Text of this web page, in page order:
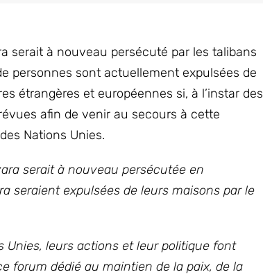
serait à nouveau persécuté par les talibans
personnes sont actuellement expulsées de
étrangères et européennes si, à l’instar des
afin de venir au secours à cette
Nations Unies.
serait à nouveau persécutée en
seraient expulsées de leurs maisons par le
Unies, leurs actions et leur politique font
forum dédié au maintien de la paix, de la